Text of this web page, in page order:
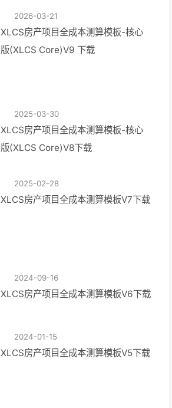
2026-03-21
XLCS房产项目全成本测算模板-核心
版(XLCS Core)V9 下载
2025-03-30
XLCS房产项目全成本测算模板-核心
版(XLCS Core)V8下载
2025-02-28
XLCS房产项目全成本测算模板V7下载
2024-09-16
XLCS房产项目全成本测算模板V6下载
2024-01-15
XLCS房产项目全成本测算模板V5下载